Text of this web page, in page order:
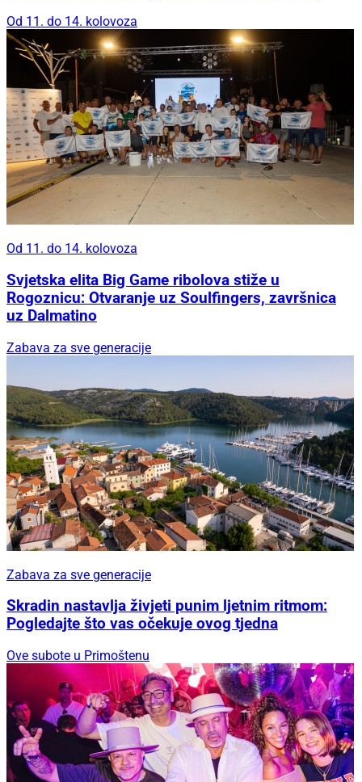
Od 11. do 14. kolovoza
Od 11. do 14. kolovoza
Svjetska elita Big Game ribolova stiže u
Rogoznicu: Otvaranje uz Soulfingers, završnica
uz Dalmatino
Zabava za sve generacije
Zabava za sve generacije
Skradin nastavlja živjeti punim ljetnim ritmom:
Pogledajte što vas očekuje ovog tjedna
Ove subote u Primoštenu